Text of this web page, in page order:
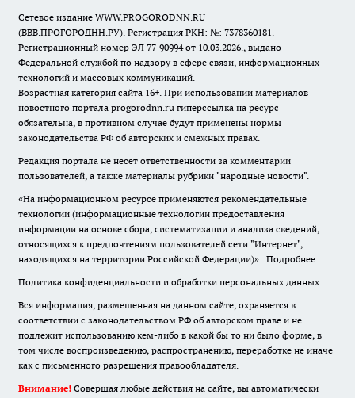
Сетевое издание WWW.PROGORODNN.RU
(ВВВ.ПРОГОРОДНН.РУ). Регистрация РКН: №: 7378360181.
Регистрационный номер ЭЛ 77-90994 от 10.03.2026., выдано
Федеральной службой по надзору в сфере связи, информационных
технологий и массовых коммуникаций.
Возрастная категория сайта 16+. При использовании материалов
новостного портала progorodnn.ru гиперссылка на ресурс
обязательна, в противном случае будут применены нормы
законодательства РФ об авторских и смежных правах.
Редакция портала не несет ответственности за комментарии
пользователей, а также материалы рубрики "народные новости".
«На информационном ресурсе применяются рекомендательные
технологии (информационные технологии предоставления
информации на основе сбора, систематизации и анализа сведений,
относящихся к предпочтениям пользователей сети "Интернет",
находящихся на территории Российской Федерации)». Подробнее
Политика конфиденциальности и обработки персональных данных
Вся информация, размещенная на данном сайте, охраняется в
соответствии с законодательством РФ об авторском праве и не
подлежит использованию кем-либо в какой бы то ни было форме, в
том числе воспроизведению, распространению, переработке не иначе
как с письменного разрешения правообладателя.
Внимание! Совершая любые действия на сайте, вы автоматически